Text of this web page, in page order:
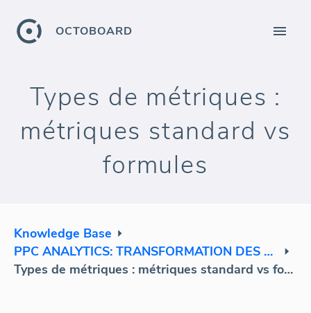
OCTOBOARD
Types de métriques :
métriques standard vs
formules
Knowledge Base
PPC ANALYTICS: TRANSFORMATION DES DONNÉES
Types de métriques : métriques standard vs formules